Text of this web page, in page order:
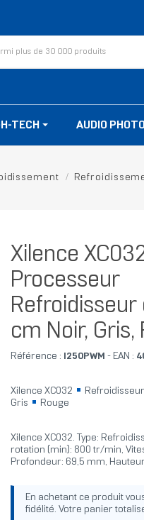
TECH AUDIO
Xilence
Processeur
Refroidisseur
cm Noir, Gris,
Référence : I250PWM - EAN :
Xilence XC032
Gris
Rouge
Xilence XC032. Type:
rotation (min): 800 tr/min,
Profondeur: 69,5 mm,
En achetant ce produit
fidélité. Votre panier